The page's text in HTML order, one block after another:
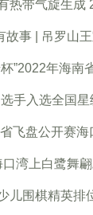
热带气旋生成
事 | ​吊罗山
”2022年海南
手入选全国
飞盘公开赛海
口湾上白鹭舞
儿围棋精英排